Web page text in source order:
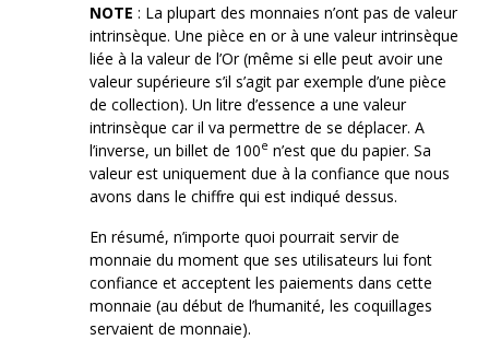
NOTE: La plupart des monnaies n’ont pas de valeur
intrinsèque. Une pièce en or à une valeur intrinsèque
liée à la valeur de l’Or (même si elle peut avoir une
valeur supérieure s’il s’agit par exemple d’une pièce
de collection). Un litre d’essence a une valeur
intrinsèque car il va permettre de se déplacer. A
l’inverse, un billet de 100e n’est que du papier. Sa
valeur est uniquement due à la confiance que nous
avons dans le chiffre qui est indiqué dessus.
En résumé, n’importe quoi pourrait servir de
monnaie du moment que ses utilisateurs lui font
confiance et acceptent les paiements dans cette
monnaie (au début de l’humanité, les coquillages
servaient de monnaie).